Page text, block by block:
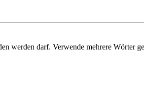
werden darf. Verwende mehrere Wörter